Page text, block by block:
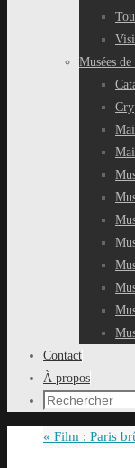
Musées
Contact
À propos
Recherche
:
« Film : Paris